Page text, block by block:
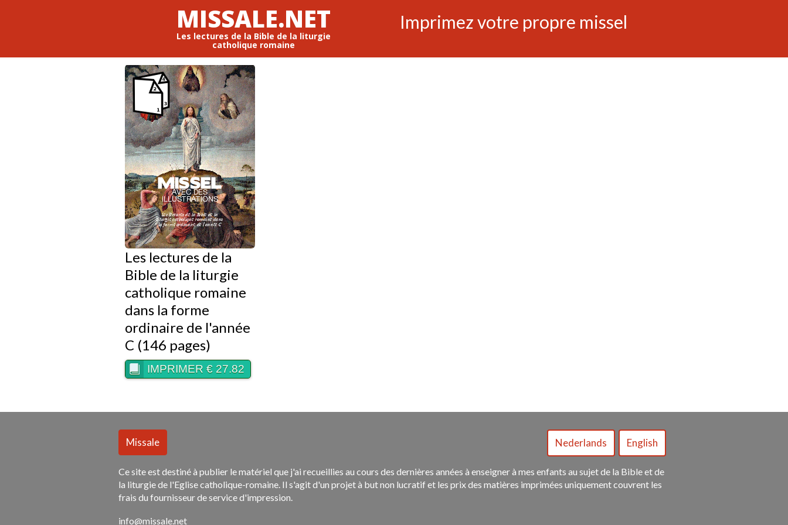
MISSALE.NET
Les lectures de la Bible de la liturgie
catholique romaine
Imprimez votre propre missel
Les lectures de la
Bible de la liturgie
catholique romaine
dans la forme
ordinaire de l'année
C (146 pages)
IMPRIMER € 27.82
Ce site est destiné à publier le matériel que j'ai recueillies au cours des dernières années à enseigner à mes enfants au sujet de la Bible et de
la liturgie de l'Eglise catholique-romaine. Il s'agit d'un projet à but non lucratif et les prix des matières imprimées uniquement couvrent les
frais du fournisseur de service d'impression.
info@missale.net